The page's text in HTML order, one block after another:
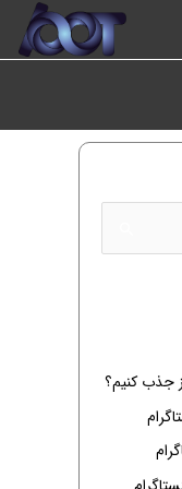
جذب کنیم؟